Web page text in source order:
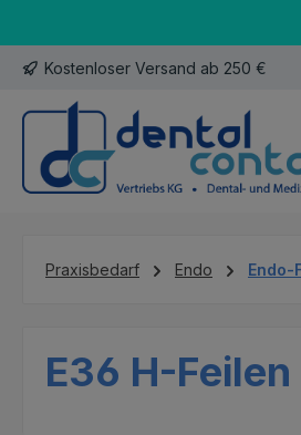
Kostenloser Versand ab 250 €
Praxisbedarf Endo Endo-
E36 H-